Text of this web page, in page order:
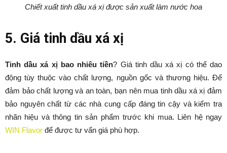
Chiết xuất tinh dầu xá xị được sản xuất làm nước hoa
5. Giá tinh dầu xá xị
Tinh dầu xá xị bao nhiêu tiền? Giá tinh dầu xá xị có thể dao
động tùy thuộc vào chất lượng, nguồn gốc và thương hiệu. Để
đảm bảo chất lượng và an toàn, bạn nên mua tinh dầu xá xị đảm
bảo nguyên chất từ các nhà cung cấp đáng tin cậy và kiểm tra
nhãn hiệu và thông tin sản phẩm trước khi mua. Liên hệ ngay
WIN Flavor để được tư vấn giá phù hợp.